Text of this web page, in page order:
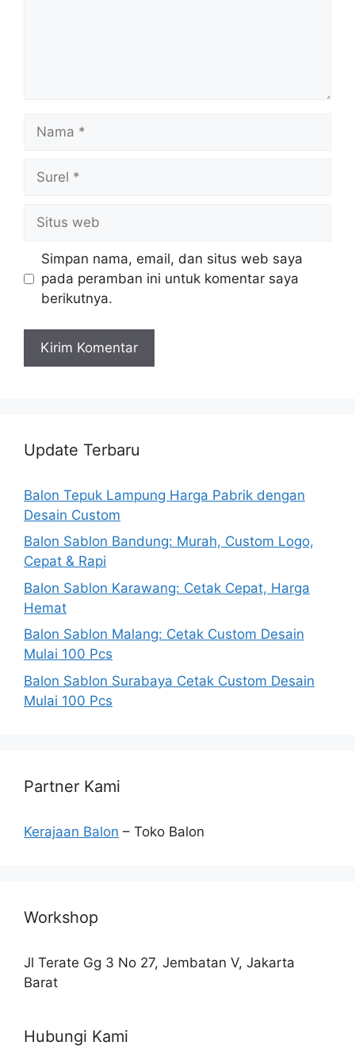
Nama
Surel
Situs
web
Simpan nama, email, dan situs web saya
pada peramban ini untuk komentar saya
berikutnya.
Update Terbaru
Balon Tepuk Lampung Harga Pabrik dengan
Desain Custom
Balon Sablon Bandung: Murah, Custom Logo,
Cepat & Rapi
Balon Sablon Karawang: Cetak Cepat, Harga
Hemat
Balon Sablon Malang: Cetak Custom Desain
Mulai 100 Pcs
Balon Sablon Surabaya Cetak Custom Desain
Mulai 100 Pcs
Partner Kami
Kerajaan Balon – Toko Balon
Workshop
Jl Terate Gg 3 No 27, Jembatan V, Jakarta
Barat
Hubungi Kami